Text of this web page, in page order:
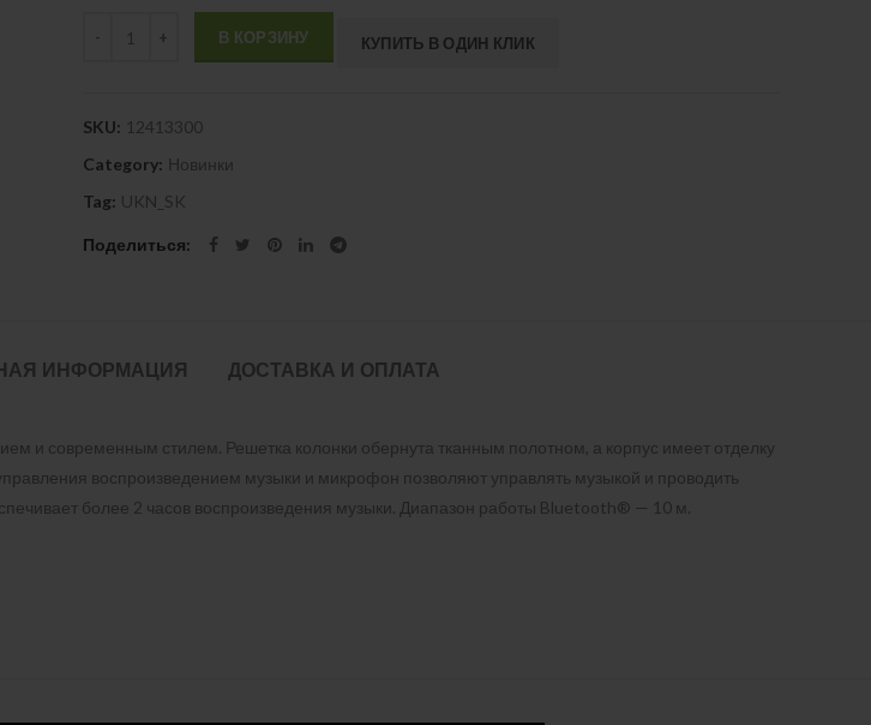
В КОРЗИНУ КУПИТЬ В ОДИН КЛИК
SKU: 12413300
Category: Новинки
Tag: UKN_SK
Поделиться
ИНФОРМАЦИЯ ДОСТАВКА И ОПЛАТА
и современным стилем. Решетка колонки обернута тканным полотном, а корпус имеет отделку
воспроизведением музыки и микрофон позволяют управлять музыкой и проводить
более 2 часов воспроизведения музыки. Диапазон работы Bluetooth® — 10 м.